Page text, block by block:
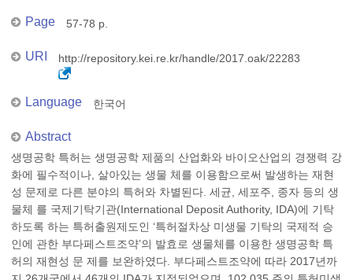
Page 57-78 p.
URI http://repository.kei.re.kr/handle/2017.oak/22283
Language 한국어
Abstract
생명공학 특허는 생명공학 제품의 산업화와 바이오산업의 경쟁력 강
화에 필수적이나, 살아있는 생물 체를 이용함으로써 발생하는 재현
성 문제로 다른 분야의 특허와 차별된다. 세균, 세포주, 종자 등의 생
물체 를 국제기탁기관(International Deposit Authority, IDA)에 기탁
하도록 하는 특허출원제도인 ‘특허절차상 미생물 기탁의 국제적 승
인에 관한 부다페스트조약’의 발효로 생물체를 이용한 생명공학 특
허의 재현성 문 제를 보완하였다. 부다페스트조약에 따라 2017년까